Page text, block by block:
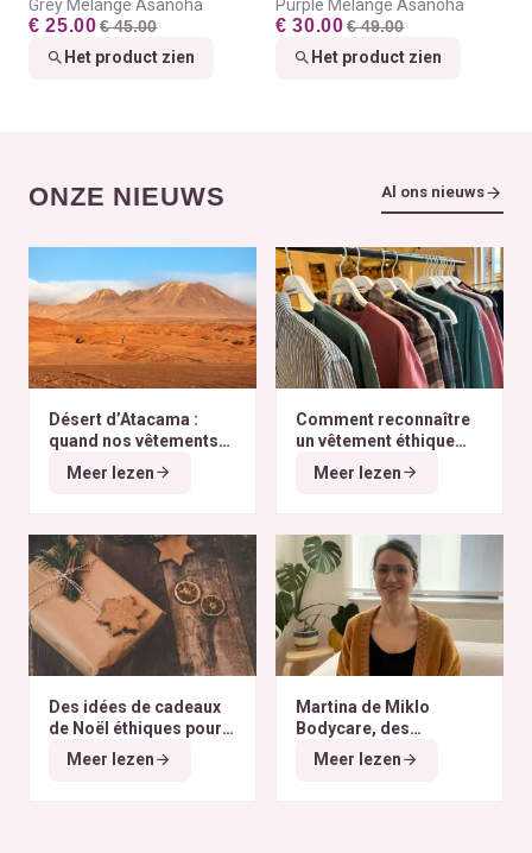
Grey Melange Asanoha
€ 25.00 € 45.00
Het product zien
Purple Melange Asanoha
€ 30.00 € 49.00
Het product zien
ONZE NIEUWS Al ons nieuws
Désert d’Atacama :
quand nos vêtements
finissent à l’autre bout
du monde
Meer lezen
Comment reconnaître
un vêtement éthique
selon nos critères ?
Meer lezen
Des idées de cadeaux
de Noël éthiques pour
tous les budgets
Meer lezen
Martina de Miklo
Bodycare, des
déodorants naturels et
zéro déchet
A la
Meer lezen